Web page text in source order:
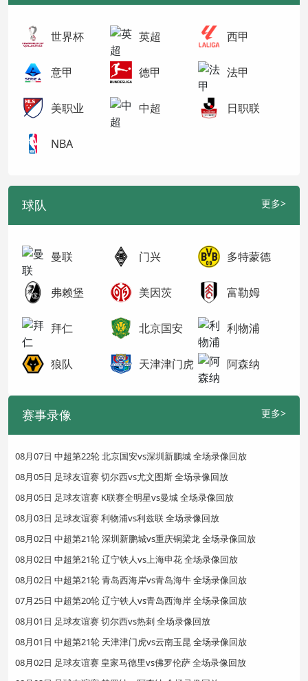
世界杯 英超 西甲
意甲 德甲 法甲
美职业 中超 日职联
NBA
球队 更多>
曼联 门兴 多特蒙德
弗赖堡 美因茨 富勒姆
拜仁 北京国安 利物浦
狼队 天津津门虎 阿森纳
赛事录像 更多>
08月07日 中超第22轮 北京国安vs深圳新鹏城 全场录像回放
08月05日 足球友谊赛 切尔西vs尤文图斯 全场录像回放
08月05日 足球友谊赛 K联赛全明星vs曼城 全场录像回放
08月03日 足球友谊赛 利物浦vs利兹联 全场录像回放
08月02日 中超第21轮 深圳新鹏城vs重庆铜梁龙 全场录像回放
08月02日 中超第21轮 辽宁铁人vs上海申花 全场录像回放
08月02日 中超第21轮 青岛西海岸vs青岛海牛 全场录像回放
07月25日 中超第20轮 辽宁铁人vs青岛西海岸 全场录像回放
08月01日 足球友谊赛 切尔西vs热刺 全场录像回放
08月01日 中超第21轮 天津津门虎vs云南玉昆 全场录像回放
08月02日 足球友谊赛 皇家马德里vs佛罗伦萨 全场录像回放